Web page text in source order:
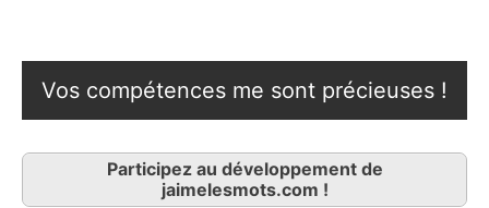
Vos compétences me sont précieuses !
Participez au développement de
jaimelesmots.com !